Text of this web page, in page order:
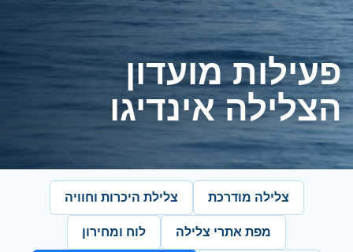
פעילות מועדון
הצלילה אינדיגו
צלילה מודרכת צלילת היכרות וחוויה
מפת אתרי צלילה לוח ומחירון